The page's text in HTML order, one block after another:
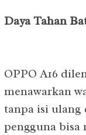
Daya Tahan
OPPO A16
menawarkan
tanpa isi ulang
pengguna bisa